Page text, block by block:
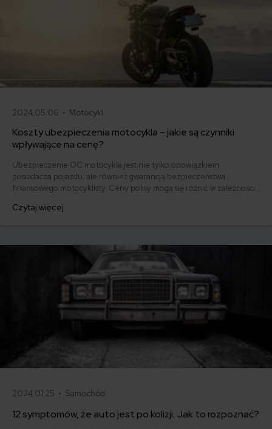
2024.05.06 • Motocykl
Koszty ubezpieczenia motocykla – jakie są czynniki
wpływające na cenę?
Ubezpieczenie OC motocykla jest nie tylko obowiązkiem
posiadacza pojazdu, ale również gwarancją bezpieczeństwa
finansowego motocyklisty. Ceny polisy mogą się różnić w zależności
zmiennym wpływającym na cenę ubezpieczenia motocykla, aby
Czytaj więcej
2024.01.25 • Samochód
12 symptomów, że auto jest po kolizji. Jak to rozpoznać?